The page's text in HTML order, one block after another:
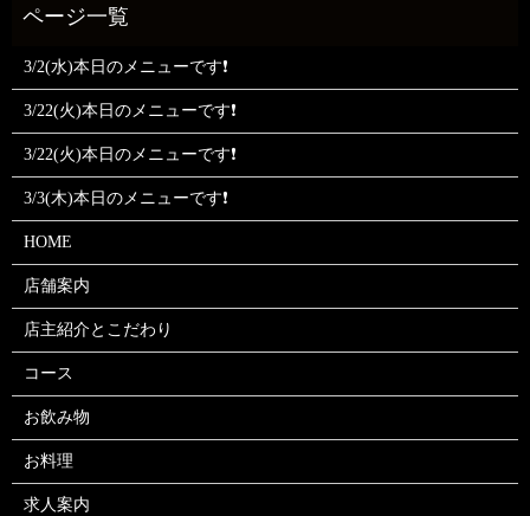
3/2(水)本日のメニューです❗
3/22(火)本日のメニューです❗
3/22(火)本日のメニューです❗
3/3(木)本日のメニューです❗
HOME
店舗案内
店主紹介とこだわり
コース
お飲み物
お料理
求人案内